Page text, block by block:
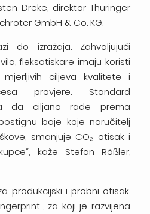
Dreke, direktor Thüringer
GmbH & Co. KG.
do izražaja. Zahvaljujući
fleksotiskare imaju koristi
ciljeva kvalitete i
provjere. Standard
da ciljano rade prema
boje koje naručitelj
smanjuje CO₂ otisak i
kaže Stefan Rößler,
produkcijski i probni otisak.
za koji je razvijena